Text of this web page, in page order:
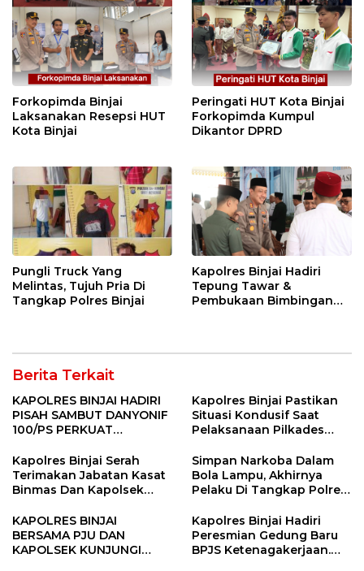
Forkopimda Binjai
Laksanakan Resepsi HUT
Kota Binjai
Peringati HUT Kota Binjai
Forkopimda Kumpul
Dikantor DPRD
Pungli Truck Yang
Melintas, Tujuh Pria Di
Tangkap Polres Binjai
Kapolres Binjai Hadiri
Tepung Tawar &
Pembukaan Bimbingan
Berita Terkait
KAPOLRES BINJAI HADIRI
PISAH SAMBUT DANYONIF
100/PS PERKUAT
Kapolres Binjai Pastikan
Situasi Kondusif Saat
Pelaksanaan Pilkades
Kapolres Binjai Serah
Terimakan Jabatan Kasat
Binmas Dan Kapolsek
Simpan Narkoba Dalam
Bola Lampu, Akhirnya
Pelaku Di Tangkap Polres
KAPOLRES BINJAI
BERSAMA PJU DAN
KAPOLSEK KUNJUNGI
Kapolres Binjai Hadiri
Peresmian Gedung Baru
BPJS Ketenagakerjaan.